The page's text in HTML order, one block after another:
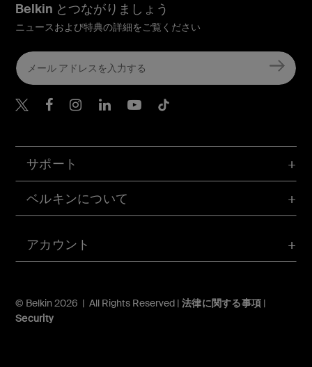
アカウント
サポート
ベルキンについて
© Belkin 2026 | All Rights Reserved | 法律に関する事項 |
Security
Belkin とつながりましょう
ニュースおよび特典の詳細をご覧ください
Belkin Twitter
Belkin Facebook
Belkin Instagram
Belkin LinkedIn
Belkin Youtube
Belkin TikTok